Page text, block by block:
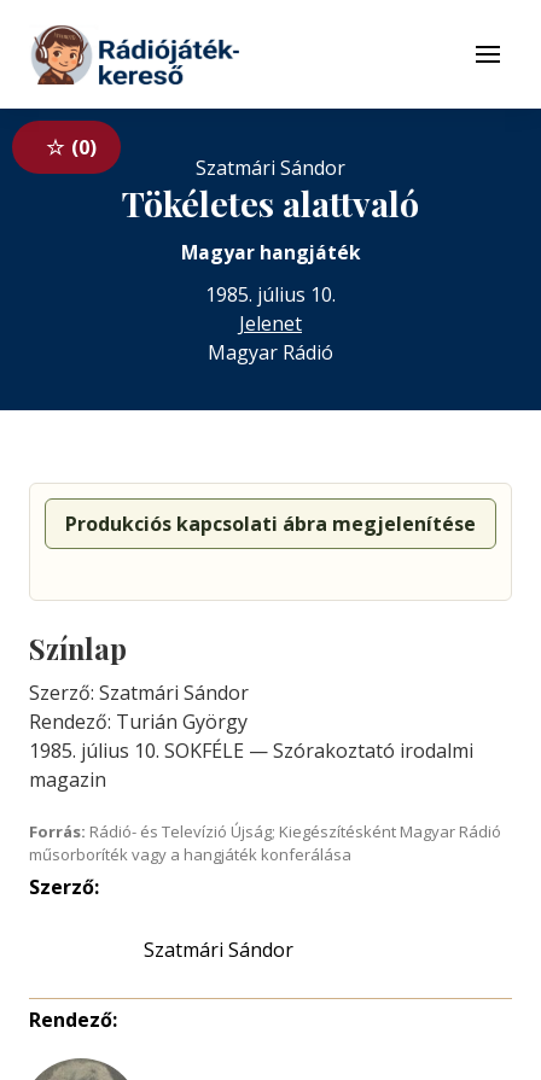
Tovább a tartalomhoz
Menü
0
Szatmári Sándor
Tökéletes alattvaló
Magyar hangjáték
1985. július 10.
Jelenet
Magyar Rádió
Produkciós kapcsolati ábra megjelenítése
Színlap
Szerző: Szatmári Sándor
Rendező: Turián György
1985. július 10. SOKFÉLE — Szórakoztató irodalmi
magazin
Forrás: Rádió- és Televízió Újság; Kiegészítésként Magyar Rádió
műsorboríték vagy a hangjáték konferálása
Szerző:
Szatmári Sándor
Rendező: